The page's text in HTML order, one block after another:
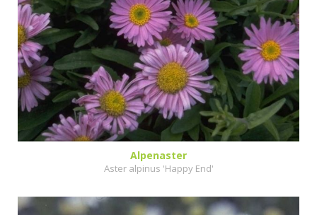
Alpenaster
Aster alpinus 'Happy End'